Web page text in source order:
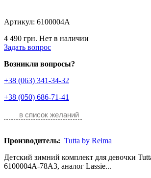
Артикул: 6100004A
4 490 грн. Нет в наличии
Задать вопрос
Возникли вопросы?
+38 (063) 341-34-32
+38 (050) 686-71-41
в список желаний
Производитель: Tutta by Reima
Детский зимний комплект для девочки
6100004A-78A3, аналог Lassie...